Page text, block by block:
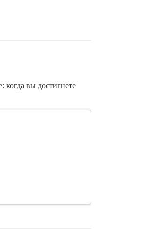
когда вы достигнете